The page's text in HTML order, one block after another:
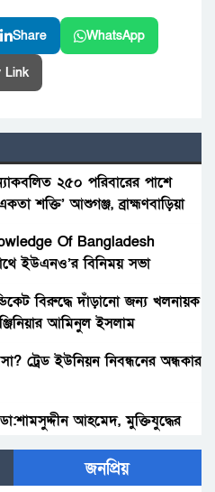
Share WhatsApp
Link
২৫০ পরিবারের পাশে
শক্তি’ আশুগঞ্জ, ব্রাহ্মণবাড়িয়া
Of Bangladesh
ইউএনও’র বিনিময় সভা
বিরুদ্ধে দাঁড়ানো জন্য খলনায়ক
আমিনুল ইসলাম
ট্রেড ইউনিয়ন নিবন্ধনের অন্ধকার
আহমেদ, মুক্তিযুদ্ধের
১জন আটক,পালিয়েছে সহযোগীরা।
জনপ্রিয়